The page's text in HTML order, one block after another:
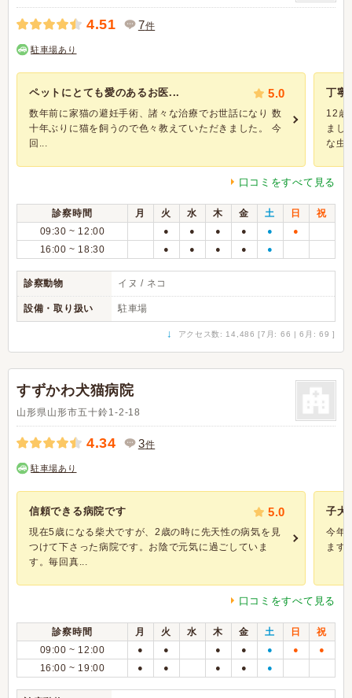
4.51 7件
駐車場あり
ペットにとても愛のあるお医... 5.0
数年前に家猫の避妊手術、諸々な治療でお世話になり 数
十年ぶりに猫を飼うので色々教えていただきました。 今
回...
丁寧
12歳
まし
な虫
口コミをすべて見る
診察時間 月 火 水 木 金 土 日
祝
09:30 ~ 12:00
● ● ● ● ● ●
16:00 ~ 18:30 ● ● ● ● ●
診察動物 イヌ / ネコ
設備・取り扱い 駐車場
↓ アクセス数: 14,486 [7月: 66 | 6月: 69 ]
すずかわ犬猫病院
山形県山形市五十鈴1-2-18
4.34 3件
駐車場あり
信頼できる病院です 5.0
現在5歳になる柴犬ですが、2歳の時に先天性の病気を見
つけて下さった病院です。お陰で元気に過ごしていま
す。毎回真...
子犬
今年
ます
口コミをすべて見る
診察時間 月 火 水 木 金 土 日
祝
09:00 ~ 12:00
● ● ● ● ● ● ●
16:00 ~ 19:00 ● ● ● ● ●